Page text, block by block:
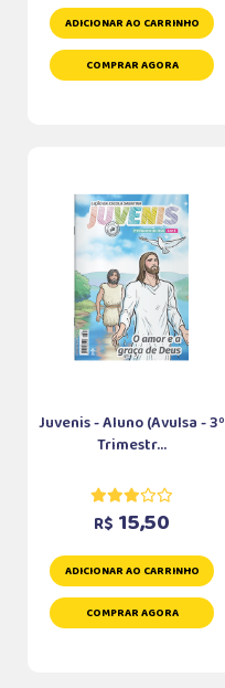
ADICIONAR AO CARRINHO
COMPRAR AGORA
Juvenis - Aluno (Avulsa - 3º
Trimestr...
R$ 15,50
ADICIONAR AO CARRINHO
COMPRAR AGORA